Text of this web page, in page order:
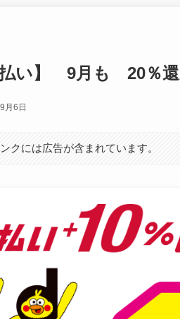
払い】 9月も 20％
月6日
クには広告が含まれています。